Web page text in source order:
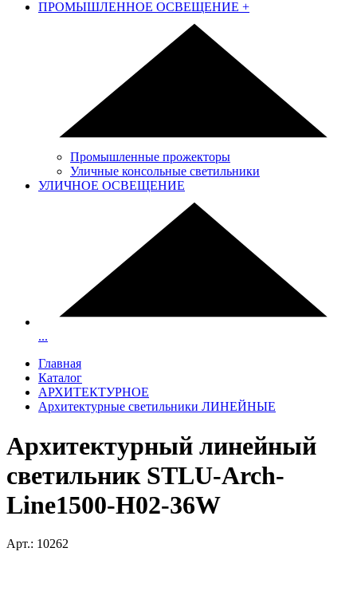
ПРОМЫШЛЕННОЕ ОСВЕЩЕНИЕ +
Промышленные прожекторы
Уличные консольные светильники
УЛИЧНОЕ ОСВЕЩЕНИЕ
...
Главная
Каталог
АРХИТЕКТУРНОЕ
Архитектурные светильники ЛИНЕЙНЫЕ
Архитектурный линейный
светильник STLU-Arch-
Line1500-H02-36W
Арт.: 10262